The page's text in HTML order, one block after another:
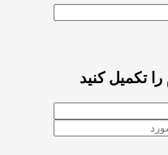
تکمیل کنید